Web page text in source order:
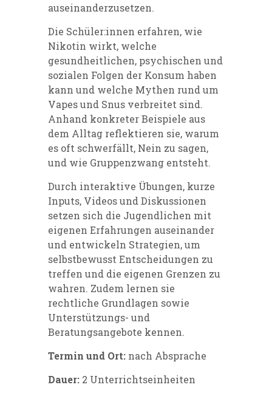
auseinanderzusetzen.
Die Schüler:innen erfahren, wie
Nikotin wirkt, welche
gesundheitlichen, psychischen und
sozialen Folgen der Konsum haben
kann und welche Mythen rund um
Vapes und Snus verbreitet sind.
Anhand konkreter Beispiele aus
dem Alltag reflektieren sie, warum
es oft schwerfällt, Nein zu sagen,
und wie Gruppenzwang entsteht.
Durch interaktive Übungen, kurze
Inputs, Videos und Diskussionen
setzen sich die Jugendlichen mit
eigenen Erfahrungen auseinander
und entwickeln Strategien, um
selbstbewusst Entscheidungen zu
treffen und die eigenen Grenzen zu
wahren. Zudem lernen sie
rechtliche Grundlagen sowie
Unterstützungs- und
Beratungsangebote kennen.
Termin und Ort: nach Absprache
Dauer: 2 Unterrichtseinheiten